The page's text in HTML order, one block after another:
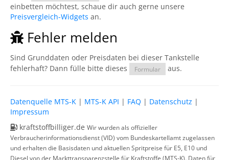
einbetten möchtest, schaue dir auch gerne unsere
Preisvergleich-Widgets an.
Fehler melden
Sind Grunddaten oder Preisdaten bei dieser Tankstelle
fehlerhaft? Dann fülle bitte dieses
Formular aus.
Datenquelle MTS-K | MTS-K API | FAQ | Datenschutz |
Impressum
kraftstoffbilliger.de Wir wurden als offizieller
Verbraucherinformationsdienst (VID) vom Bundeskartellamt zugelassen
und erhalten die Basisdaten und aktuellen Spritpreise für E5, E10 und
Diesel von der Markttransparenzstelle für Kraftstoffe (MTS-K). Daten für